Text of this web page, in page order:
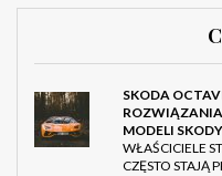
SKODA
MODELI
WŁAŚCICIELE
CZĘSTO STAJĄ